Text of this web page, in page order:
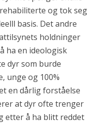
og tok seg
basis. Det andre
holdninger
ha en ideologisk
dyr som burde
unge og 100%
en dårlig forståelse
at dyr ofte trenger
etter å ha blitt reddet